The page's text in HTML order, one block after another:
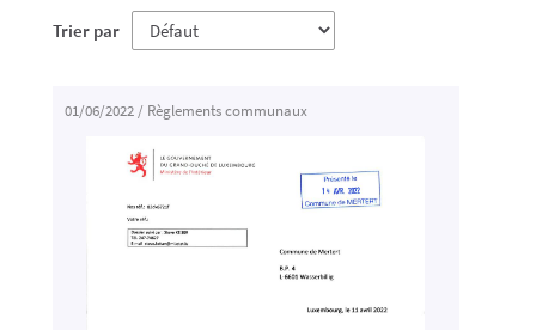
Trier par
01/06/2022/ Règlements communaux